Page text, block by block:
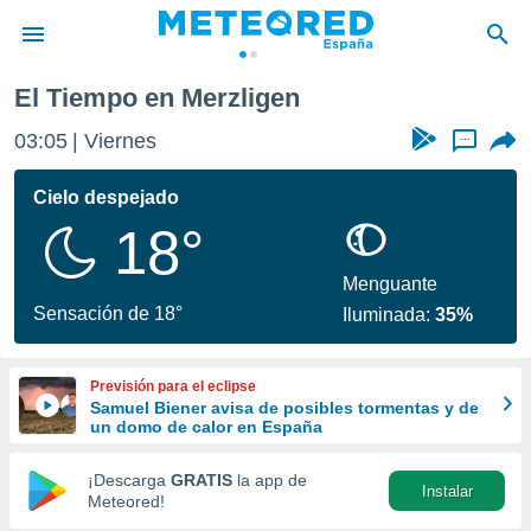
de
por
se
calidad.
a este
las
y
forma
digital
basada
El Tiempo en Merzligen
03:05 Viernes ...
Cielo despejado
18°
Sensación de 18°
Menguante
Iluminada:35%
Previsión para el eclipse
Samuel Biener avisa de posibles tormentas y de
un domo de calor en España
¡Descarga GRATIS la app de
Meteored!
Instalar